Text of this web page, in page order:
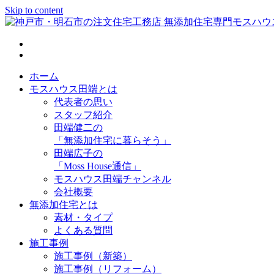
Skip to content
神戸市・明石市の注文住宅工務店 無添加住宅専門モスハウス
ホーム
モスハウス田端とは
代表者の思い
スタッフ紹介
田端健二の
「無添加住宅に暮らそう」
田端広子の
「Moss House通信」
モスハウス田端チャンネル
会社概要
無添加住宅とは
素材・タイプ
よくある質問
施工事例
施工事例（新築）
施工事例（リフォーム）